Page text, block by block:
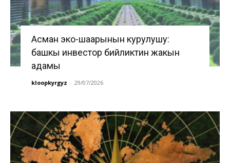
Асман эко-шаарынын курулушу:
башкы инвестор бийликтин жакын
адамы
kloopkyrgyz - 29/07/2026